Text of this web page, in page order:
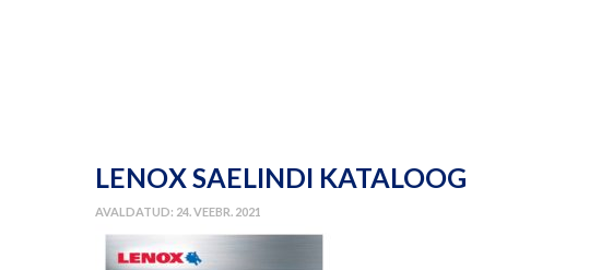
LENOX SAELINDI KATALOOG
AVALDATUD: 24. VEEBR. 2021